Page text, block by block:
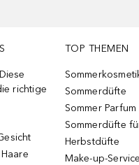
richtige
TOP THEMEN
Sommerdüfte
Sommer
Sommerdüfte
Herbstdüfte
Make-up-